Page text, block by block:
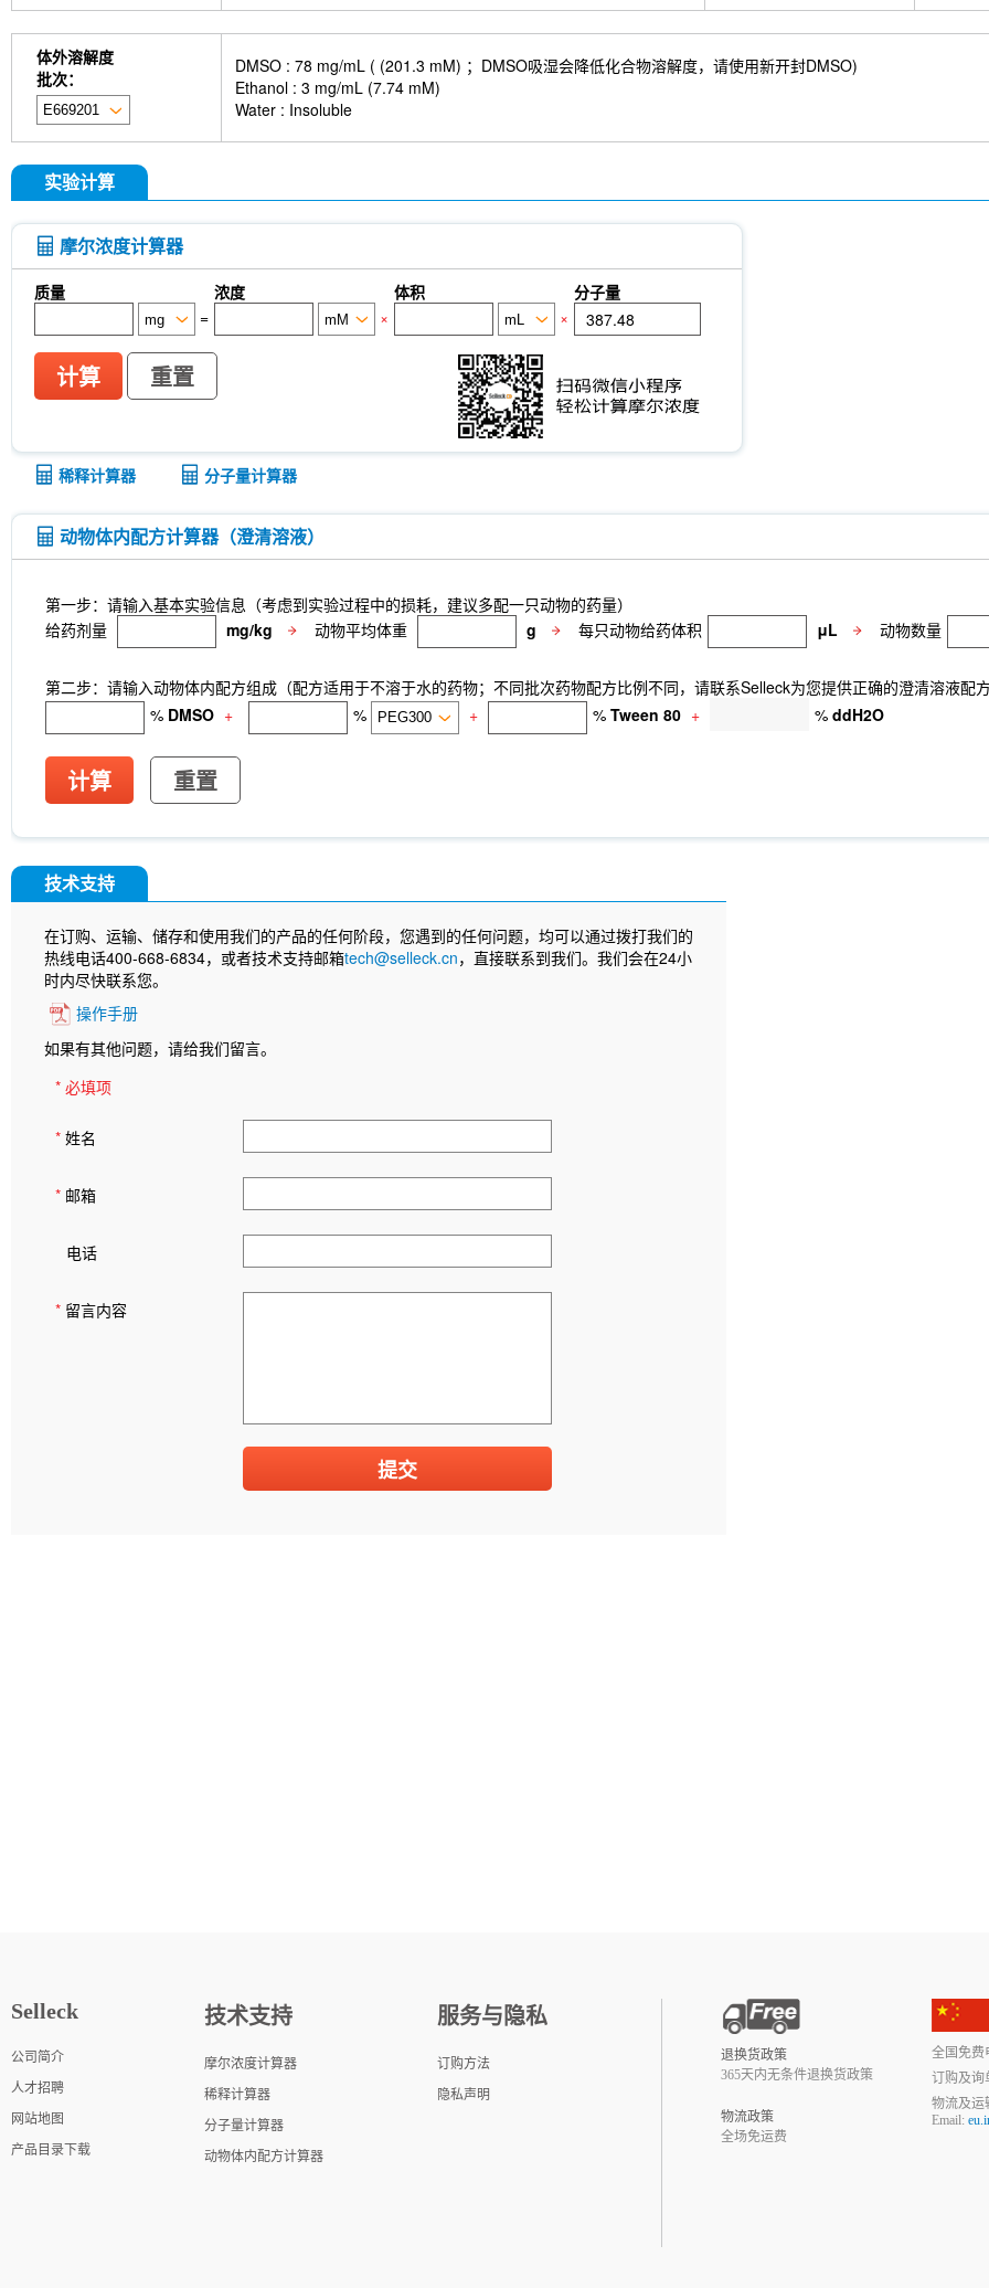
体外溶解度
批次：
DMSO : 78 mg/mL ( (201.3 mM) ；DMSO吸湿会降低化合物溶解度，请使用新开封DMSO)
Ethanol : 3 mg/mL (7.74 mM)
Water : Insoluble
实验计算
摩尔浓度计算器
质量 浓度 体积
分子量
=
× ×
计算 重置
稀释计算器 分子量计算器
动物体内配方计算器（澄清溶液）
第一步：请输入基本实验信息（考虑到实验过程中的损耗，建议多配一只动物的药量）
给药剂量
mg/kg 动物平均体重 g 每只动物给药体积 μL 动物数量
第二步：请输入动物体内配方组成（配方适用于不溶于水的药物；不同批次药物配方比例不同，请联系Selleck为您提供正确的澄清溶液配
% DMSO + % + % Tween 80 + % ddH2O
计算 重置
技术支持
在订购、运输、储存和使用我们的产品的任何阶段，您遇到的任何问题，均可以通过拨打我们的
热线电话400-668-6834，或者技术支持邮箱tech@selleck.cn，直接联系到我们。我们会在24小
时内尽快联系您。
操作手册
如果有其他问题，请给我们留言。
* 必填项
* 姓名
* 邮箱
电话
* 留言内容
Selleck
公司简介
人才招聘
网站地图
产品目录下载
技术支持
摩尔浓度计算器
稀释计算器
分子量计算器
动物体内配方计算器
服务与隐私
订购方法
隐私声明
退换货政策
365天内无条件退换货政策
物流政策
全场免运费
全国免费
订购及
物流及
Email: